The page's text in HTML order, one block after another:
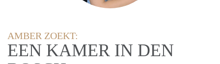
AMBER ZOEKT:
EEN KAMER IN DEN